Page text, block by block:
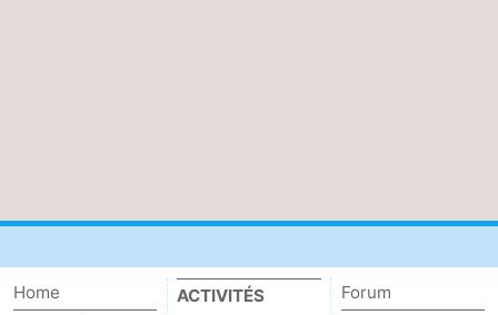
Duin
Katwijk
-
Home
ACTIVITÉS
Forum